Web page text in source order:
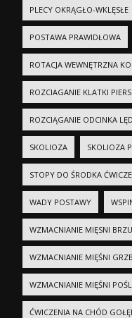
PLECY OKRĄGŁO-WKLĘSŁE
POSTAWA PRAWIDŁOWA
ROTACJA WEWNĘTRZNA
ROZCIAGANIE KLATKI
ROZCIĄGANIE ODCINKA
SKOLIOZA SKOLIOZA
STOPY DO ŚRODKA
WADY POSTAWY
WZMACNIANIE MIĘSNI
WZMACNIANIE MIĘŚNI
WZMACNIANIE MIĘŚNI
ĆWICZENIA NA CHÓD